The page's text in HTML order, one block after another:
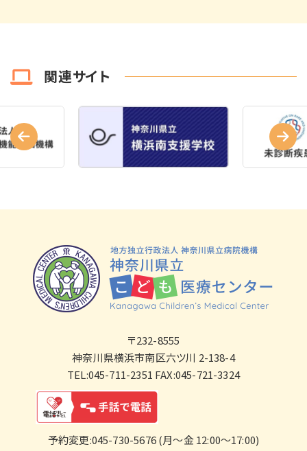
関連サイト
〒232-8555
神奈川県横浜市南区六ツ川 2-138-4
TEL:045-711-2351 FAX:045-721-3324
予約変更:045-730-5676 (月～金 12:00～17:00)